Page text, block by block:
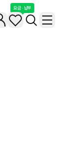
요금 · 납부